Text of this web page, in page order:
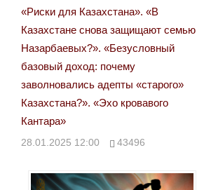
«Риски для Казахстана». «В
Казахстане снова защищают семью
Назарбаевых?». «Безусловный
базовый доход: почему
заволновались адепты «старого»
Казахстана?». «Эхо кровавого
Кантара»
28.01.2025 12:00 43496